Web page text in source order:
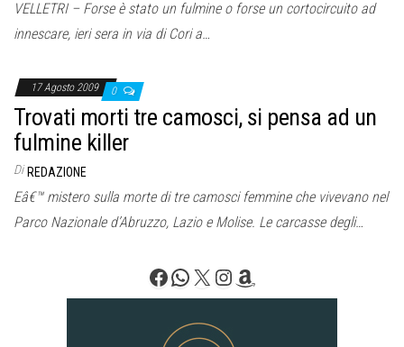
VELLETRI – Forse è stato un fulmine o forse un cortocircuito ad
innescare, ieri sera in via di Cori a…
17 Agosto 2009 0
Trovati morti tre camosci, si pensa ad un
fulmine killer
Di REDAZIONE
Eâ€™ mistero sulla morte di tre camosci femmine che vivevano nel
Parco Nazionale d’Abruzzo, Lazio e Molise. Le carcasse degli…
Facebook
WhatsApp
X Instagram
Amazon